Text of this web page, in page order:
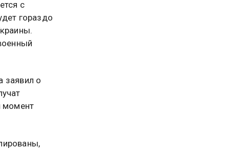
с
гораздо
заявил о
момент